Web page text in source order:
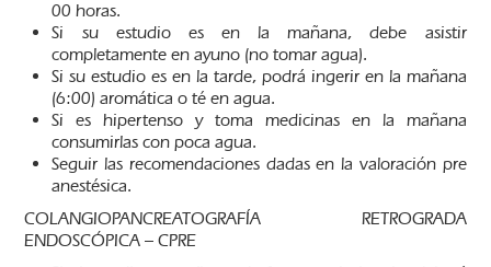
00 horas.
Si su estudio es en la mañana, debe asistir
completamente en ayuno (no tomar agua).
Si su estudio es en la tarde, podrá ingerir en la mañana
(6:00) aromática o té en agua.
Si es hipertenso y toma medicinas en la mañana
consumirlas con poca agua.
Seguir las recomendaciones dadas en la valoración pre
anestésica.
COLANGIOPANCREATOGRAFÍA RETROGRADA
ENDOSCÓPICA – CPRE